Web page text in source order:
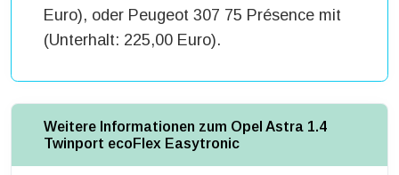
Euro), oder Peugeot 307 75 Présence mit
(Unterhalt: 225,00 Euro).
Weitere Informationen zum Opel Astra 1.4
Twinport ecoFlex Easytronic